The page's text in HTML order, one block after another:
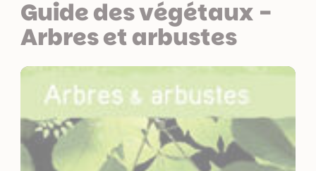
Guide des végétaux -
Arbres et arbustes